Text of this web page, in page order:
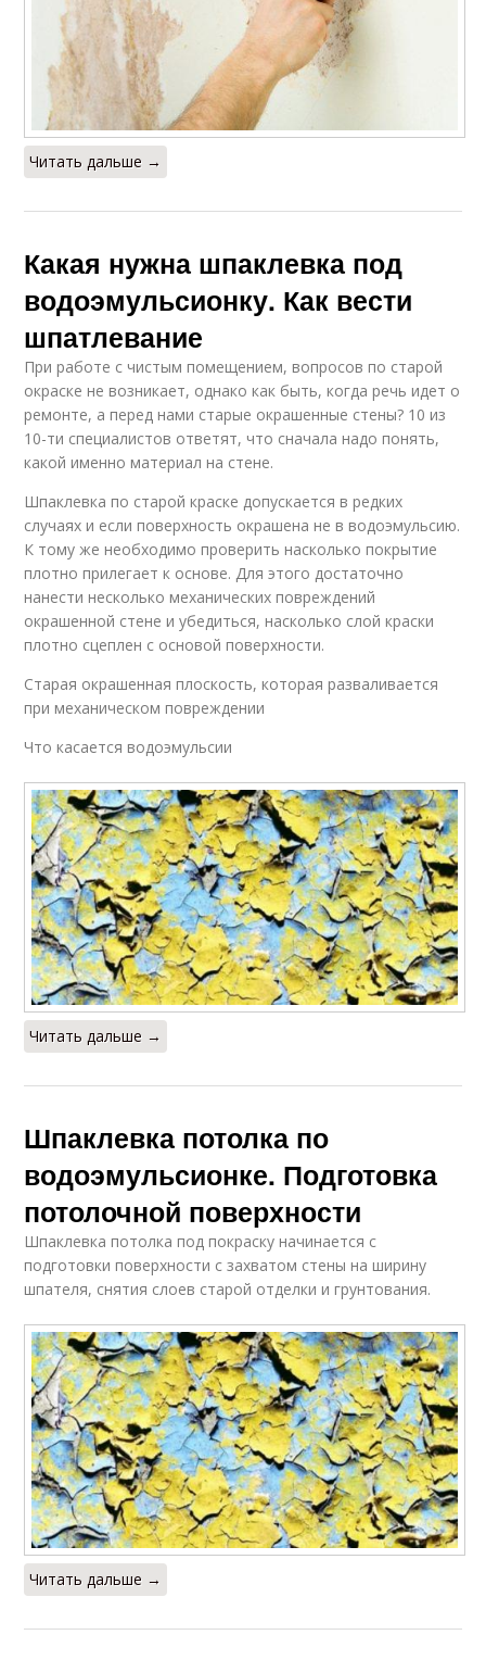
Читать дальше →
Какая нужна шпаклевка под
водоэмульсионку. Как вести
шпатлевание
При работе с чистым помещением, вопросов по старой
окраске не возникает, однако как быть, когда речь идет о
ремонте, а перед нами старые окрашенные стены? 10 из
10-ти специалистов ответят, что сначала надо понять,
какой именно материал на стене.
Шпаклевка по старой краске допускается в редких
случаях и если поверхность окрашена не в водоэмульсию.
К тому же необходимо проверить насколько покрытие
плотно прилегает к основе. Для этого достаточно
нанести несколько механических повреждений
окрашенной стене и убедиться, насколько слой краски
плотно сцеплен с основой поверхности.
Старая окрашенная плоскость, которая разваливается
при механическом повреждении
Что касается водоэмульсии
Читать дальше →
Шпаклевка потолка по
водоэмульсионке. Подготовка
потолочной поверхности
Шпаклевка потолка под покраску начинается с
подготовки поверхности с захватом стены на ширину
шпателя, снятия слоев старой отделки и грунтования.
Читать дальше →